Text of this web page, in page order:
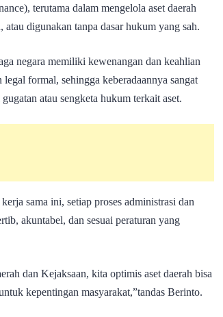
terutama dalam mengelola aset daerah
digunakan tanpa dasar hukum yang sah.
negara memiliki kewenangan dan keahlian
formal, sehingga keberadaannya sangat
atau sengketa hukum terkait aset.
sama ini, setiap proses administrasi dan
akuntabel, dan sesuai peraturan yang
dan Kejaksaan, kita optimis aset daerah bisa
kepentingan masyarakat,”tandas Berinto.